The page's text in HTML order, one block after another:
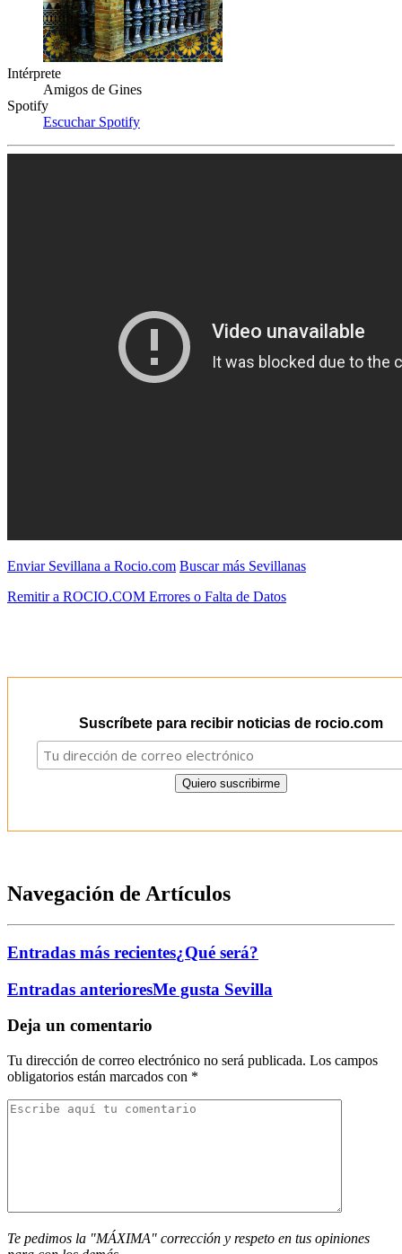
Intérprete
Amigos de Gines
Spotify
Escuchar Spotify
Enviar Sevillana a Rocio.com Buscar más Sevillanas
Remitir a ROCIO.COM Errores o Falta de Datos
Suscríbete para recibir noticias de rocio.com
Navegación de Artículos
Entradas más recientes¿Qué será?
Entradas anterioresMe gusta Sevilla
Deja un comentario
Tu dirección de correo electrónico no será publicada. Los campos
obligatorios están marcados con *
Te pedimos la "MÁXIMA" corrección y respeto en tus opiniones